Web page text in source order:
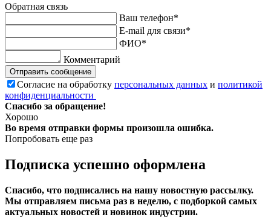
Обратная связь
Ваш телефон*
E-mail для связи*
ФИО*
Комментарий
Отправить сообщение
Согласие на обработку персональных данных и политикой
конфиденциальности
Спасибо за обращение!
Хорошо
Во время отправки формы произошла ошибка.
Попробовать еще раз
Подписка успешно оформлена
Спасибо, что подписались на нашу новостную рассылку.
Мы отправляем письма раз в неделю, с подборкой самых
актуальных новостей и новинок индустрии.